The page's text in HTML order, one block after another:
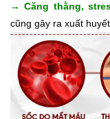
→ Căng thằng,
cũng gây ra xuất